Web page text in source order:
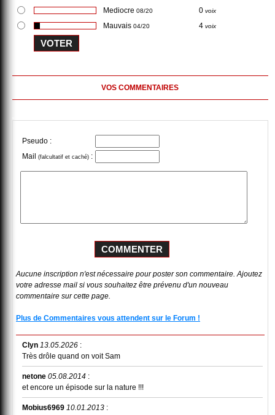
Mediocre 08/20 0 voix
Mauvais 04/20 4 voix
VOS COMMENTAIRES
Pseudo :
Mail (falcultatif et caché) :
Aucune inscription n'est nécessaire pour poster son commentaire. Ajoutez
votre adresse mail si vous souhaitez être prévenu d'un nouveau
commentaire sur cette page.
Plus de Commentaires vous attendent sur le Forum !
Clyn 13.05.2026 :
Très drôle quand on voit Sam
netone 05.08.2014 :
et encore un épisode sur la nature !!!
Mobius6969 10.01.2013 :